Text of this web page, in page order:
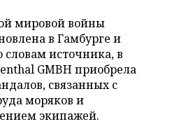
мировой войны
в Гамбурге и
источника, в
GMBH приобрела
связанных с
моряков и
экипажей.